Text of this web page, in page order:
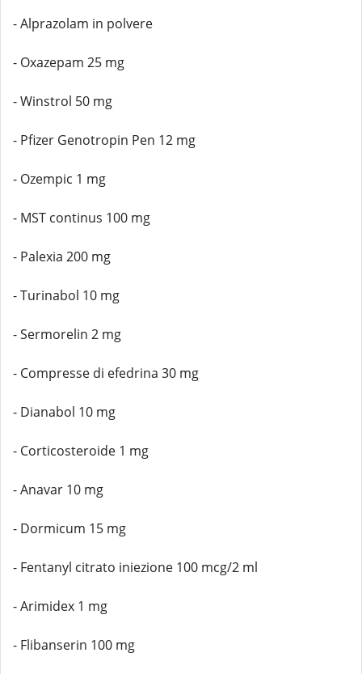
- Alprazolam in polvere
- Oxazepam 25 mg
- Winstrol 50 mg
- Pfizer Genotropin Pen 12 mg
- Ozempic 1 mg
- MST continus 100 mg
- Palexia 200 mg
- Turinabol 10 mg
- Sermorelin 2 mg
- Compresse di efedrina 30 mg
- Dianabol 10 mg
- Corticosteroide 1 mg
- Anavar 10 mg
- Dormicum 15 mg
- Fentanyl citrato iniezione 100 mcg/2 ml
- Arimidex 1 mg
- Flibanserin 100 mg